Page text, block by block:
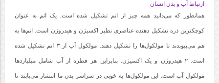
ارتباط آب و بدن انسان
همانطور که می‌دانید همه چیز از اتم تشکیل شده است. یک اتم به عنوان
کوچکترین ذره تشکیل دهنده عناصری نظیر اکسیژن و هیدروژن است. اتم‌ها به
هم می‌پیوندند تا مولکول‌ها را تشکیل دهند. مولکول آب از ۳ اتم تشکیل شده
است. ۲ هیدروژن و یک اکسیژن. بنابراین هر قطره از آب شامل میلیاردها
مولکول آب است. این مولکول‌ها به خوبی در سراسر بدن ما انتشار می‌یابند تا